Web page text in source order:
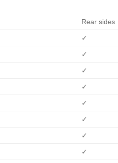
Rear sides
✓
✓
✓
✓
✓
✓
✓
✓